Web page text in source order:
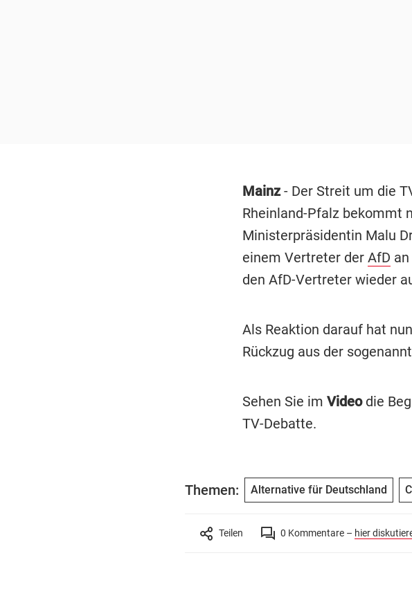
Mainz- Der Streit um die
Rheinland-Pfalz bekommt
Ministerpräsidentin Malu
einem Vertreter der AfD
den AfD-Vertreter wieder
Als Reaktion darauf hat
Rückzug aus der
Sehen Sie im Videodie
TV-Debatte.
Themen: Alternative für Deutschland
Teilen 0 Kommentare – hier